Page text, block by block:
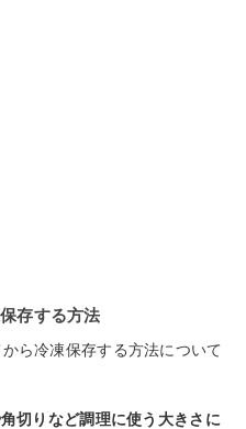
存する方法
ら冷凍保存する方法について
切りなど調理に使う大きさに